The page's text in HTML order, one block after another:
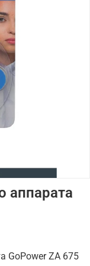
аппарата
GoPower ZA 675